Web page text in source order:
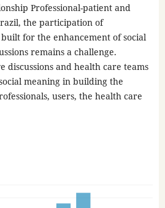
Professional-patient and
the participation of
for the enhancement of social
remains a challenge.
discussions and health care teams
meaning in building the
users, the health care